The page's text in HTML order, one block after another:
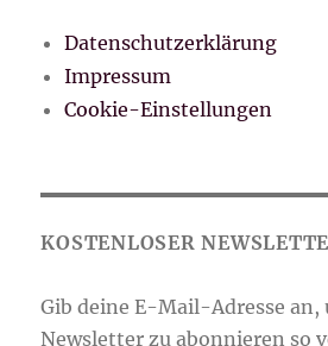
Datenschutzerklärung
Impressum
Cookie-Einstellungen